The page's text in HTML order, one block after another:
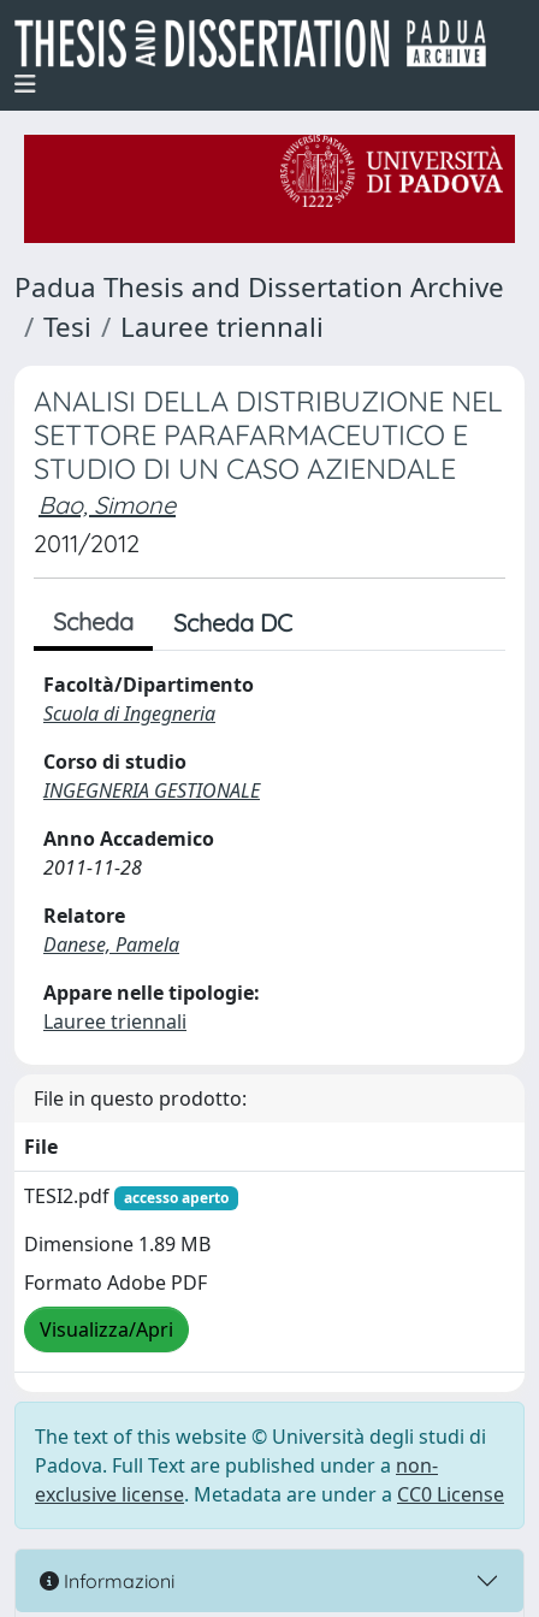
Padua Thesis and Dissertation Archive
Tesi
Lauree triennali
ANALISI DELLA DISTRIBUZIONE NEL
SETTORE PARAFARMACEUTICO E
STUDIO DI UN CASO AZIENDALE
Bao, Simone
2011/2012
Scheda Scheda DC
Facoltà/Dipartimento
Scuola di Ingegneria
Corso di studio
INGEGNERIA GESTIONALE
Anno Accademico
2011-11-28
Relatore
Danese, Pamela
Appare nelle tipologie:
Lauree triennali
File in questo prodotto:
File
TESI2.pdf
accesso aperto
Dimensione 1.89 MB
Formato Adobe PDF
Visualizza/Apri
The text of this website © Università degli studi di
Padova. Full Text are published under a non-
exclusive license. Metadata are under a CC0 License
Informazioni